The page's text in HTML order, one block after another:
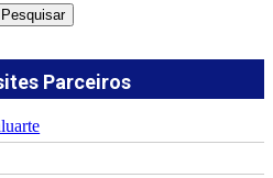
Pesquisar
Parceiros